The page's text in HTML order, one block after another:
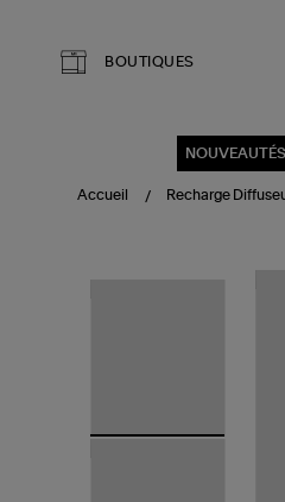
BOUTIQUES
NOUVEAUTÉS
Accueil Recharge